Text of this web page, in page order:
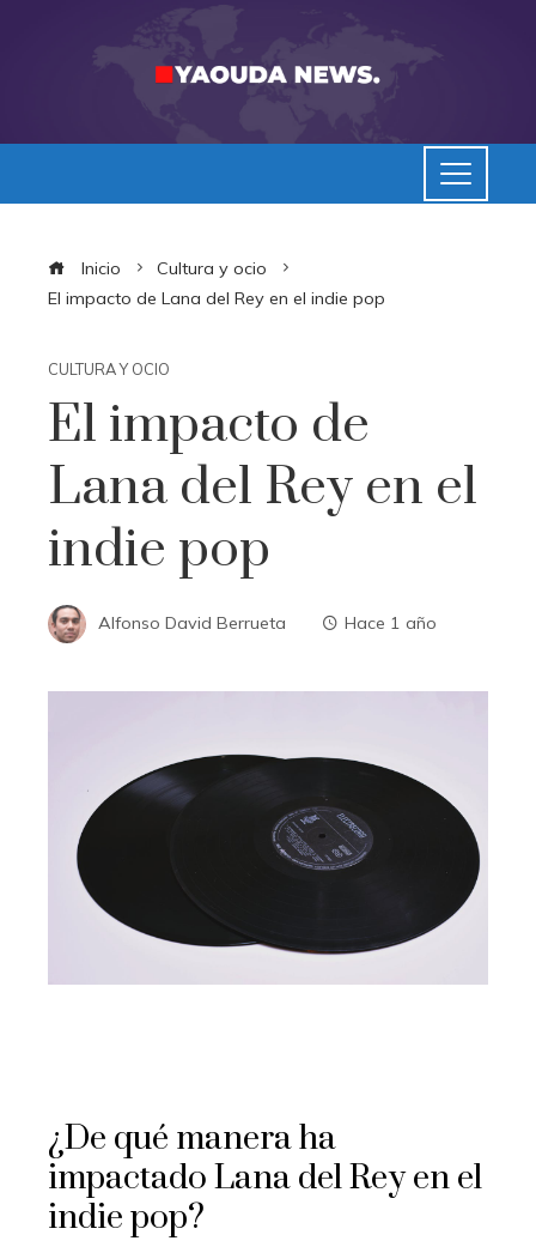
Inicio
Cultura y ocio
El impacto de Lana del Rey en el indie pop
CULTURA Y OCIO
El impacto de
Lana del Rey en el
indie pop
Alfonso David Berrueta Hace 1 año
¿De qué manera ha
impactado Lana del Rey en el
indie pop?